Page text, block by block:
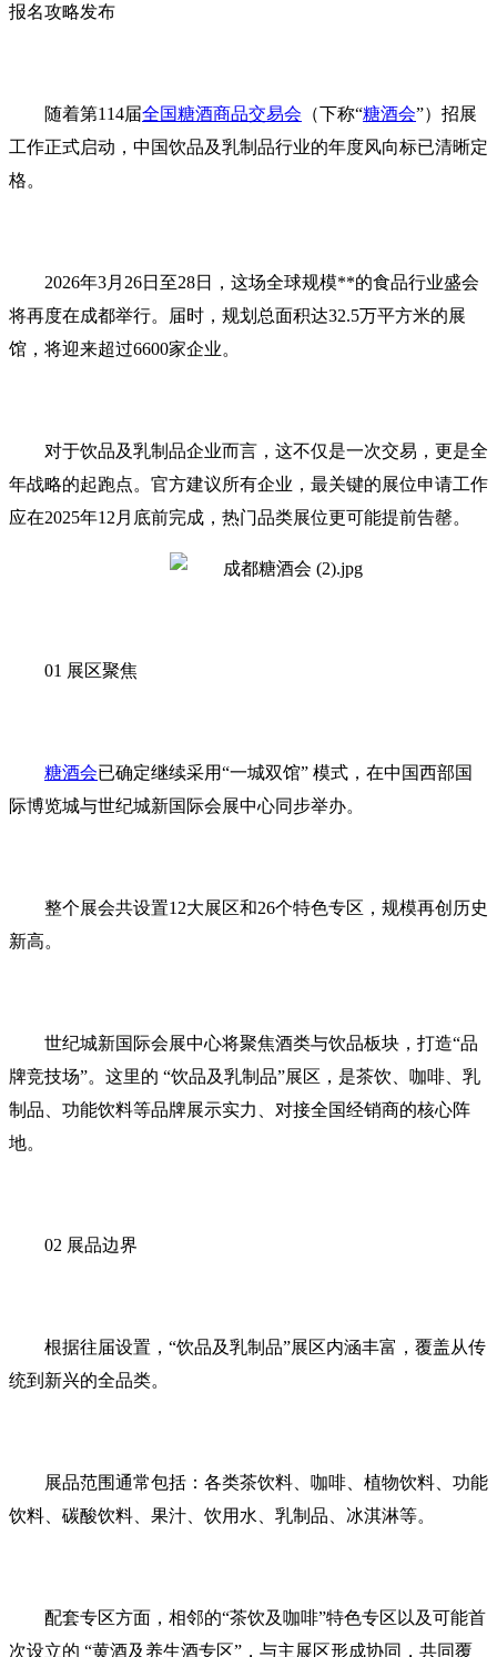
报名攻略发布
随着第114届全国糖酒商品交易会 （下称“糖酒会”）招展
工作正式启动，中国饮品及乳制品行业的年度风向标已清晰定
格。
2026年3月26日至28日，这场全球规模**的食品行业盛会
将再度在成都举行。届时，规划总面积达32.5万平方米的展
馆，将迎来超过6600家企业。
对于饮品及乳制品企业而言，这不仅是一次交易，更是全
年战略的起跑点。官方建议所有企业，最关键的展位申请工作
应在2025年12月底前完成，热门品类展位更可能提前告罄。
01 展区聚焦
糖酒会已确定继续采用“一城双馆” 模式，在中国西部国
际博览城与世纪城新国际会展中心同步举办。
整个展会共设置12大展区和26个特色专区，规模再创历史
新高。
世纪城新国际会展中心将聚焦酒类与饮品板块，打造“品
牌竞技场”。这里的 “饮品及乳制品”展区，是茶饮、咖啡、乳
制品、功能饮料等品牌展示实力、对接全国经销商的核心阵
地。
02 展品边界
根据往届设置，“饮品及乳制品”展区内涵丰富，覆盖从传
统到新兴的全品类。
展品范围通常包括：各类茶饮料、咖啡、植物饮料、功能
饮料、碳酸饮料、果汁、饮用水、乳制品、冰淇淋等。
配套专区方面，相邻的“茶饮及咖啡”特色专区以及可能首
次设立的 “黄酒及养生酒专区”，与主展区形成协同，共同覆